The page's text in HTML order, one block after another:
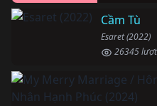
Cầm Tù
Esaret (2022)
26345